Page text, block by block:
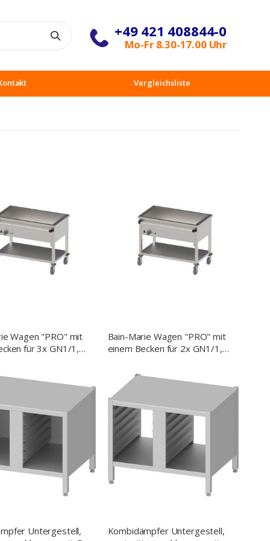
+49 421 408844-0
Mo-Fr 8.30-17.00 Uhr
Vergleichsliste
Wagen "PRO" mit
für 3x GN1/1,
der Längsseite
Bain-Marie Wagen "PRO" mit
einem Becken für 2x GN1/1,
mit Griff auf der Längsseite
Untergestell,
Kombidämpfer Untergestell,